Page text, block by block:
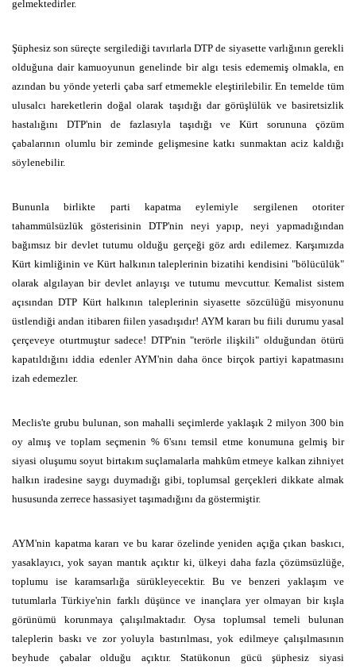
gelmektedirler.
Şüphesiz son süreçte sergilediği tavırlarla DTP de siyasette varlığının gerekli
olduğuna dair kamuoyunun genelinde bir algı tesis edememiş olmakla, en
azından bu yönde yeterli çaba sarf etmemekle eleştirilebilir. En temelde tüm
ulusalcı hareketlerin doğal olarak taşıdığı dar görüşlülük ve basiretsizlik
hastalığını DTP'nin de fazlasıyla taşıdığı ve Kürt sorununa çözüm
çabalarının olumlu bir zeminde gelişmesine katkı sunmaktan aciz kaldığı
söylenebilir.
Bununla birlikte parti kapatma eylemiyle sergilenen otoriter
tahammülsüzlük gösterisinin DTP'nin neyi yapıp, neyi yapmadığından
bağımsız bir devlet tutumu olduğu gerçeği göz ardı edilemez. Karşımızda
Kürt kimliğinin ve Kürt halkının taleplerinin bizatihi kendisini "bölücülük"
olarak algılayan bir devlet anlayışı ve tutumu mevcuttur. Kemalist sistem
açısından DTP Kürt halkının taleplerinin siyasette sözcülüğü misyonunu
üstlendiği andan itibaren fiilen yasadışıdır! AYM kararı bu fiili durumu yasal
çerçeveye oturtmuştur sadece! DTP'nin "terörle ilişkili" olduğundan ötürü
kapatıldığını iddia edenler AYM'nin daha önce birçok partiyi kapatmasını
izah edemezler.
Meclis'te grubu bulunan, son mahalli seçimlerde yaklaşık 2 milyon 300 bin
oy almış ve toplam seçmenin % 6'sını temsil etme konumuna gelmiş bir
siyasi oluşumu soyut birtakım suçlamalarla mahkûm etmeye kalkan zihniyet
halkın iradesine saygı duymadığı gibi, toplumsal gerçekleri dikkate almak
hususunda zerrece hassasiyet taşımadığını da göstermiştir.
AYM'nin kapatma kararı ve bu karar özelinde yeniden açığa çıkan baskıcı,
yasaklayıcı, yok sayan mantık açıktır ki, ülkeyi daha fazla çözümsüzlüğe,
toplumu ise karamsarlığa sürükleyecektir. Bu ve benzeri yaklaşım ve
tutumlarla Türkiye'nin farklı düşünce ve inançlara yer olmayan bir kışla
görünümü korunmaya çalışılmaktadır. Oysa toplumsal temeli bulunan
taleplerin baskı ve zor yoluyla bastırılması, yok edilmeye çalışılmasının
beyhude çabalar olduğu açıktır. Statükonun gücü şüphesiz siyasi